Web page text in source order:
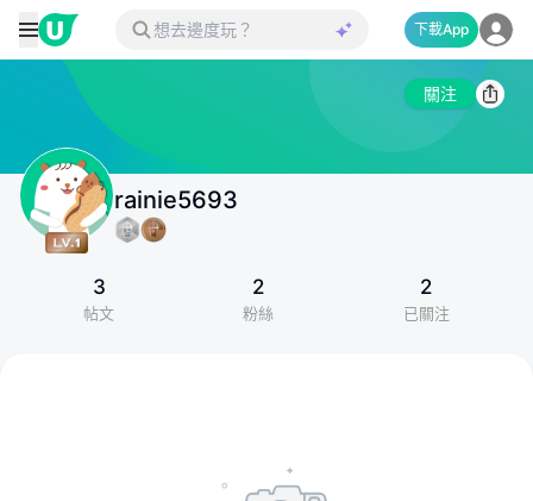
下載App
關注
rainie5693
3
帖文
2
粉絲
2
已關注